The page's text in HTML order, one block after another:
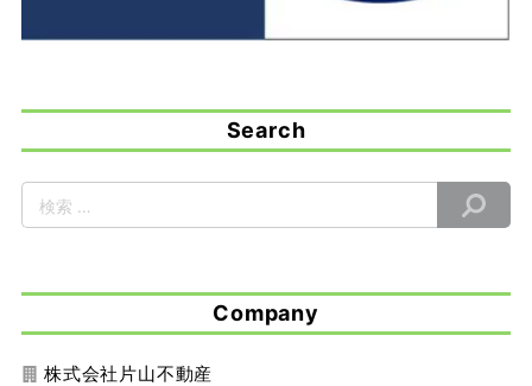
Search
Company
株式会社片山不動産